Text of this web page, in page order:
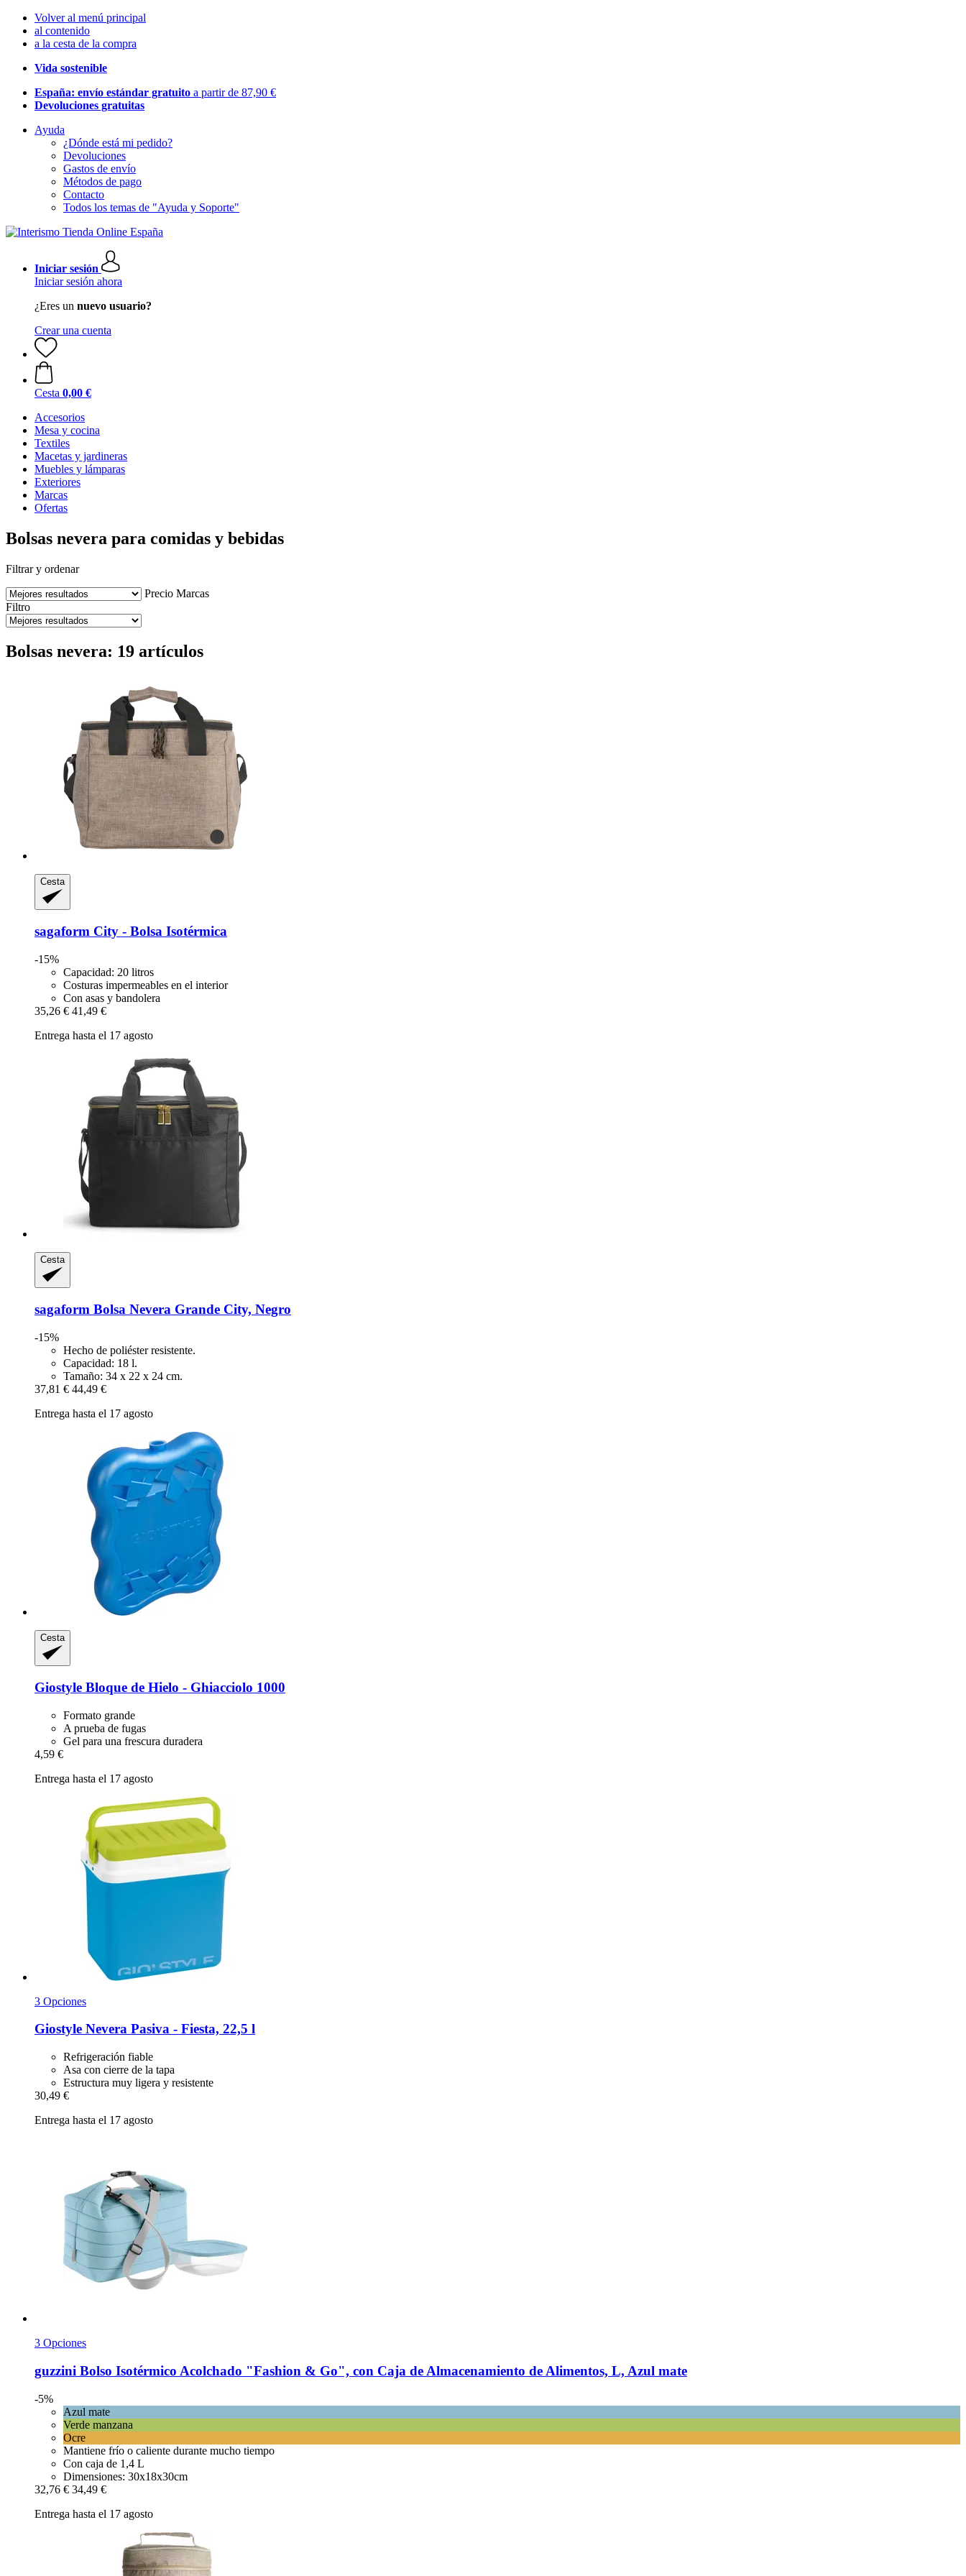
Volver al menú principal
al contenido
a la cesta de la compra
Vida sostenible
España: envío estándar gratuito a partir de 87,90 €
Devoluciones gratuitas
Ayuda
¿Dónde está mi pedido?
Devoluciones
Gastos de envío
Métodos de pago
Contacto
Todos los temas de "Ayuda y Soporte"
Iniciar sesión
Iniciar sesión ahora
¿Eres un nuevo usuario?
Crear una cuenta
Cesta 0,00 €
Accesorios
Mesa y cocina
Textiles
Macetas y jardineras
Muebles y lámparas
Exteriores
Marcas
Ofertas
Bolsas nevera para comidas y bebidas
Filtrar y ordenar
Precio Marcas
Filtro
Bolsas nevera: 19 artículos
Cesta
sagaform City -​ Bolsa Isotérmica
-15%
Capacidad: 20 litros
Costuras impermeables en el interior
Con asas y bandolera
35,26 € 41,49 €
Entrega hasta el 17 agosto
Cesta
sagaform Bolsa Nevera Grande City, Negro
-15%
Hecho de poliéster resistente.
Capacidad: 18 l.
Tamaño: 34 x 22 x 24 cm.
37,81 € 44,49 €
Entrega hasta el 17 agosto
Cesta
Giostyle Bloque de Hielo -​ Ghiacciolo 1000
Formato grande
A prueba de fugas
Gel para una frescura duradera
4,59 €
Entrega hasta el 17 agosto
3 Opciones
Giostyle Nevera Pasiva -​ Fiesta, 22,5 l
Refrigeración fiable
Asa con cierre de la tapa
Estructura muy ligera y resistente
30,49 €
Entrega hasta el 17 agosto
3 Opciones
guzzini Bolso Isotérmico Acolchado "Fashion & Go", con Caja de Almacenamiento de Alimentos, L, Azul mate
-5%
Azul mate
Verde manzana
Ocre
Mantiene frío o caliente durante mucho tiempo
Con caja de 1,4 L
Dimensiones: 30x18x30cm
32,76 € 34,49 €
Entrega hasta el 17 agosto